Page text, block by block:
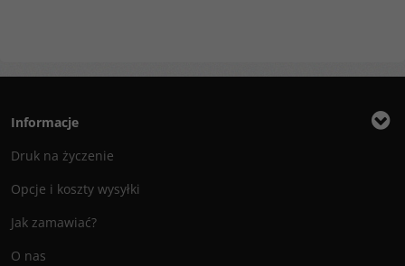
Informacje
Druk na życzenie
Opcje i koszty wysyłki
Jak zamawiać?
O nas